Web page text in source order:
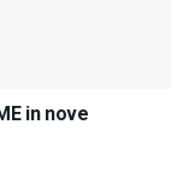
in nove